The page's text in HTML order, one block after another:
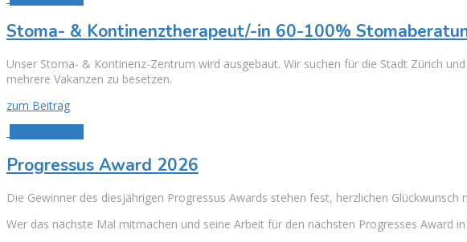
Stoma- & Kontinenztherapeut/-in 60-100%
Unser Stoma- & Kontinenz-Zentrum wird ausgebaut. Wir suchen für die Stadt Zürich
mehrere Vakanzen zu besetzen.
zum Beitrag
Progressus Award 2026
Die Gewinner des diesjährigen Progressus Awards stehen fest, herzlichen Glückwunsch
Wer das nächste Mal mitmachen und seine Arbeit für den nächsten Progresses Award